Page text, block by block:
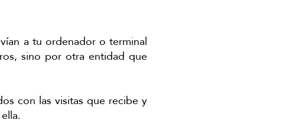
a tu ordenador o terminal
sino por otra entidad que
con las visitas que recibe y